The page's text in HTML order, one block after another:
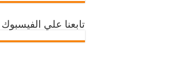
تابعنا علي الفيسبوك